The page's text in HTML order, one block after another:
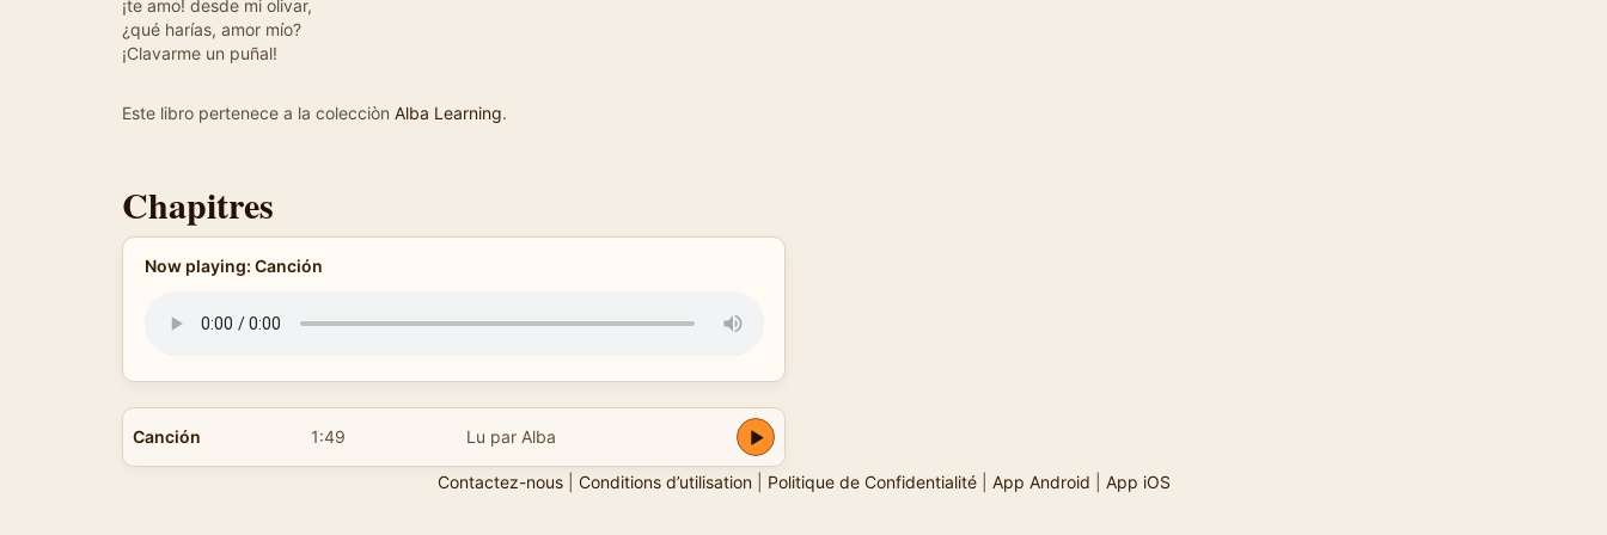
¡te amo! desde mi olivar,
¿qué harías, amor mío?
¡Clavarme un puñal!
Este libro pertenece a la colecciòn Alba Learning.
Chapitres
Now playing: Canción
Canción 1:49 Lu par Alba
Contactez-nous| Conditions d’utilisation| Politique de Confidentialité| App Android App iOS